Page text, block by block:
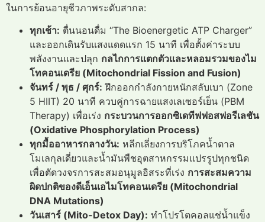
ในการย้อนอายุชีวภาพระดับสากล:
ทุกเช้า: ตื่นนอนดื่ม “The Bioenergetic ATP Charger”
และออกเดินรับแสงแดดแรก 15 นาที เพื่อตั้งค่าระบบ
พลังงานและปลุก กลไกการแตกตัวและหลอมรวมของไม
โทคอนเดรีย (Mitochondrial Fission and Fusion)
จันทร์ / พุธ / ศุกร์: ฝึกออกกำลังกายหนักสลับเบา (Zone
5 HIIT) 20 นาที ควบคู่การฉายแสงเลเซอร์เย็น (PBM
Therapy) เพื่อเร่ง กระบวนการออกซิเดทีฟฟอสฟอรีเลชัน
(Oxidative Phosphorylation Process)
ทุกมื้ออาหารกลางวัน: หลีกเลี่ยงการบริโภคน้ำตาล
โมเลกุลเดี่ยวและน้ำมันพืชอุตสาหกรรมแปรรูปทุกชนิด
เพื่อตัดวงจรการสะสมอนุมูลอิสระที่เร่ง การสะสมความ
ผิดปกติของดีเอ็นเอไมโทคอนเดรีย (Mitochondrial
DNA Mutations)
วันเสาร์ (Mito-Detox Day): ทำโปรโตคอลแช่น้ำแข็ง